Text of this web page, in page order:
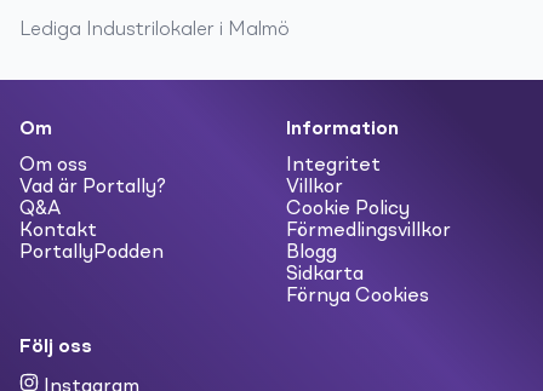
Lediga Industrilokaler i Malmö
Om
Om oss
Vad är Portally?
Q&A
Kontakt
PortallyPodden
Information
Integritet
Villkor
Cookie Policy
Förmedlingsvillkor
Blogg
Sidkarta
Förnya Cookies
Följ oss